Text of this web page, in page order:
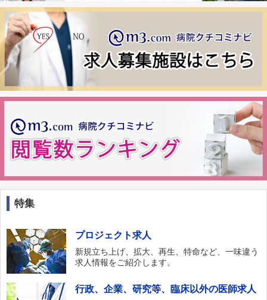
特集
プロジェクト求人
新規立ち上げ、拡大、再生、特命など、一味違う
求人情報をご紹介します。
行政、企業、研究等、臨床以外の医師求人